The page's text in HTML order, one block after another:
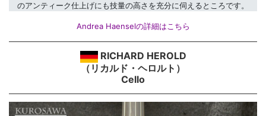
のアンティーク仕上げにも技量の高さを充分に伺えるところです。
Andrea Haenselの詳細はこちら
RICHARD HEROLD
（リカルド・ヘロルト）
Cello